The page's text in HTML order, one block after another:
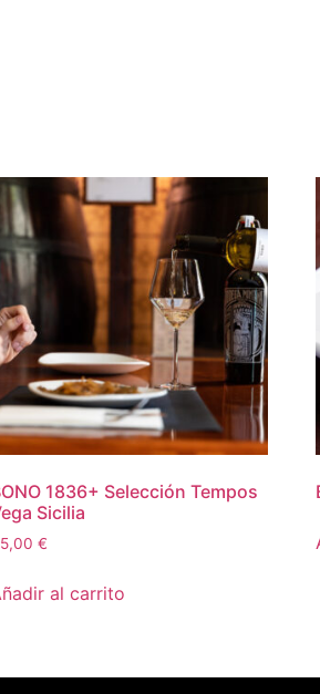
1836+ Selección Tempos
Sicilia
€
al carrito